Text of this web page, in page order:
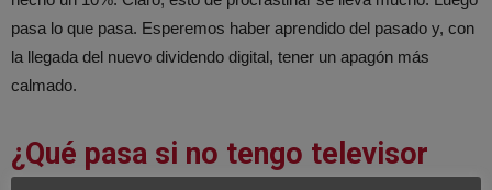
pasa lo que pasa. Esperemos haber aprendido del pasado y, con
la llegada del nuevo dividendo digital, tener un apagón más
calmado.
¿Qué pasa si no tengo televisor